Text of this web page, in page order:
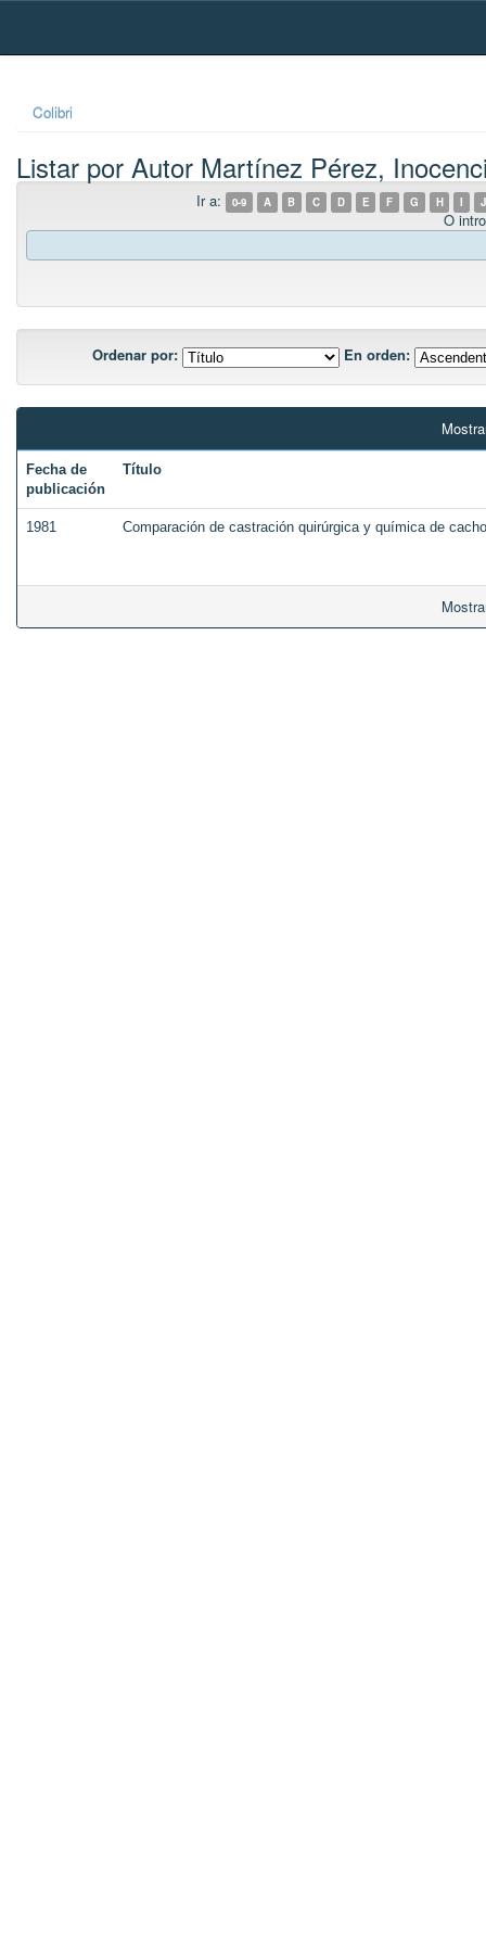
Skip
Colibri
Listar por Autor Martínez Pérez,
Ir a: 0-9 A B C D E F G H I J
O
Ordenar por: En orden:
Fecha de
publicación
Título
1981 Comparación de castración quirúrgica y química de